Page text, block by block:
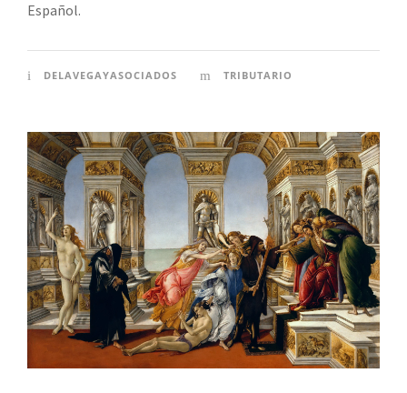
Español.
DELAVEGAYASOCIADOS TRIBUTARIO